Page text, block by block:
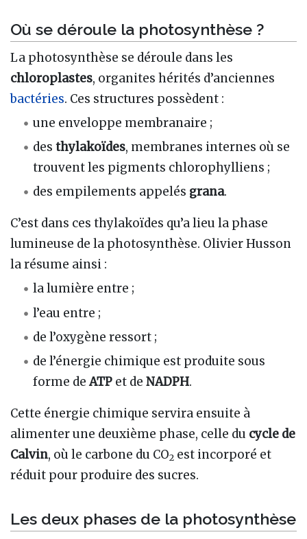
Où se déroule la photosynthèse ?
La photosynthèse se déroule dans les
chloroplastes, organites hérités d’anciennes
bactéries. Ces structures possèdent :
une enveloppe membranaire ;
desthylakoïdes, membranes internes où se
trouvent les pigments chlorophylliens ;
des empilements appelés grana.
C’est dans ces thylakoïdes qu’a lieu la phase
lumineuse de la photosynthèse. Olivier Husson
la résume ainsi :
la lumière entre ;
l’eau entre ;
de l’oxygène ressort ;
de l’énergie chimique est produite sous
forme deATP et deNADPH.
Cette énergie chimique servira ensuite à
alimenter une deuxième phase, celle du cycle de
Calvin, où le carbone du CO2 est incorporé et
réduit pour produire des sucres.
Les deux phases de la photosynthèse